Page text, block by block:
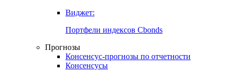
Виджет:
Портфели индексов Cbonds
Прогнозы
Консенсус-прогнозы по отчетности
Консенсусы